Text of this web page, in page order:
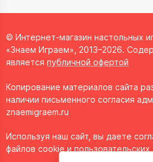
© Интернет-магазин настольных
«Знаем Играем», 2013–2026.
является публичной офертой
Копирование материалов сайта
наличии письменного согласия
znaemigraem.ru
Используя наш сайт, вы даете
файлов cookie и пользовательских